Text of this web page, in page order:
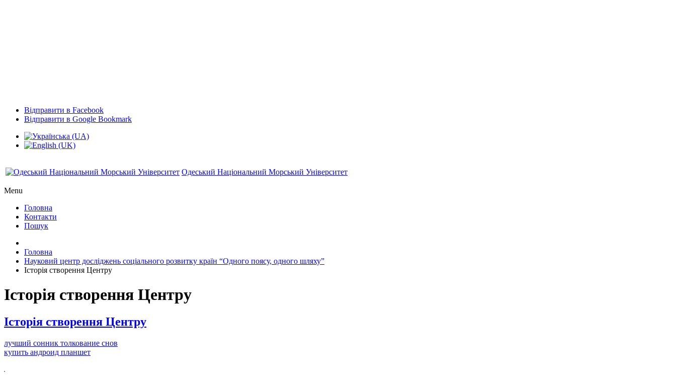
Відправити в Facebook
Відправити в Google Bookmark
Одеський Національний Морський Університет
Menu
Головна
Контакти
Пошук
Головна
Науковий центр досліджень соціального розвитку країн “Одного поясу, одного шляху”
Історія створення Центру
Історія створення Центру
Історія створення Центру
лучший сонник толкование снов
купить андроид планшет